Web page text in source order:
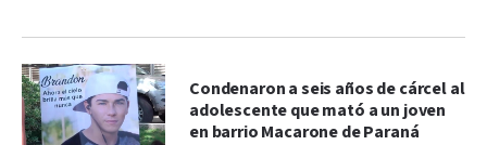
Condenaron a seis años de cárcel al
adolescente que mató a un joven
en barrio Macarone de Paraná